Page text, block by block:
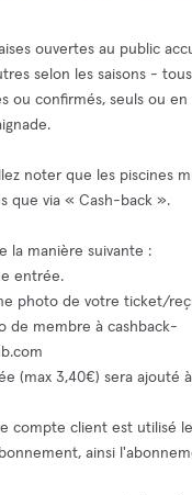
ouvertes au public
selon les saisons -
ou confirmés, seuls ou
noter que les piscines
que via « Cash-back ».
la manière suivante :
entrée.
photo de votre ticket/
de membre à cashback-
(max 3,40€) sera ajouté
compte client est utilisé
ainsi